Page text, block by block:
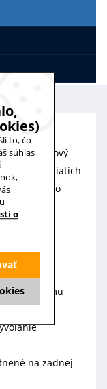
piatich
pohonov (io
sady je aj
alebo
otočnému
na zadnej
to, čo
súhlas
o